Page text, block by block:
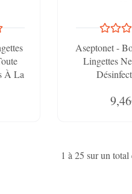
À La
Aseptonet -
Lingettes
1 à 25 sur un